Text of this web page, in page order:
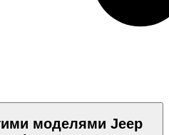
моделями Jeep